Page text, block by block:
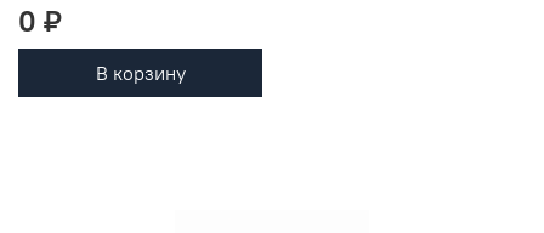
0 ₽
В корзину